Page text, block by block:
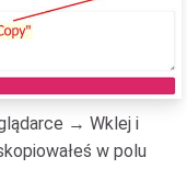
→ Wklej i
w polu